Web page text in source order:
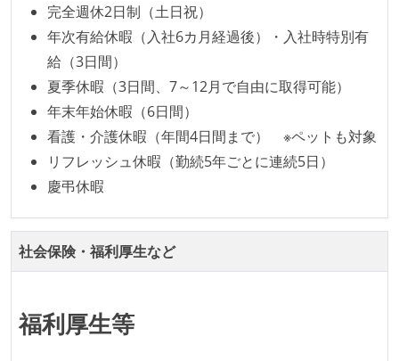
自動（＝システム化され、1コマンドで実行できる）
ビルド、自動デプロイ環境が整備されている
コードによるインフラ構成管理（Infrastructure as
Code）の環境が整備されている
オープンな情報共有
KPI などチームの目標・実績値について、メンバーの
誰もがいつでも閲覧可能になっている
労働環境の自由度
メンバーの多様性
外国籍の開発メンバーがいる
完全週休2日制（土日祝）
年次有給休暇（入社6カ月経過後）・入社時特別有
給（3日間）
夏季休暇（3日間、7～12月で自由に取得可能）
年末年始休暇（6日間）
看護・介護休暇（年間4日間まで） ※ペットも対象
リフレッシュ休暇（勤続5年ごとに連続5日）
慶弔休暇
社会保険・福利厚生など
福利厚生等